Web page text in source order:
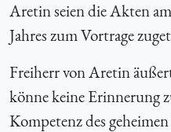
Aretin seien die Akten
Jahres zum Vortrage
Freiherr von Aretin
könne keine Erinnerung
Kompetenz des